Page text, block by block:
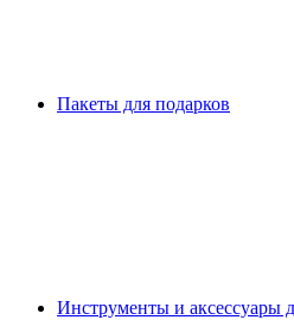
Пакеты для подарков
Инструменты и аксессуары